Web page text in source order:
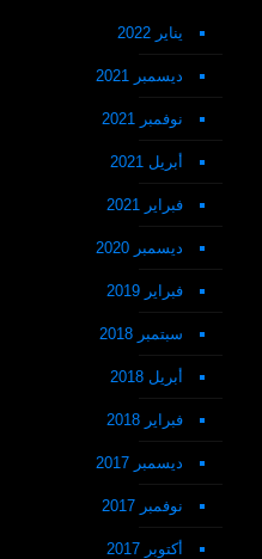
يناير 2022
ديسمبر 2021
نوفمبر 2021
أبريل 2021
فبراير 2021
ديسمبر 2020
فبراير 2019
سبتمبر 2018
أبريل 2018
فبراير 2018
ديسمبر 2017
نوفمبر 2017
أكتوبر 2017